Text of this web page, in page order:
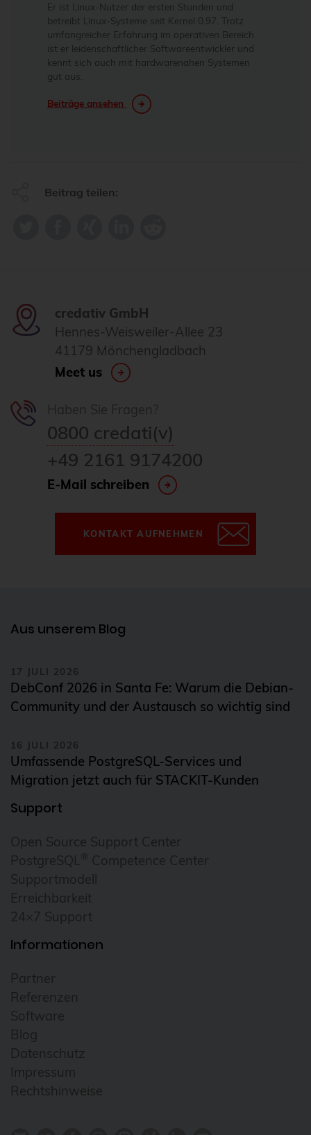
Er ist Linux-Nutzer der ersten Stunden und
betreibt Linux-Systeme seit Kernel 0.97. Trotz
umfangreicher Erfahrung im operativen Bereich
ist er leidenschaftlicher Softwareentwickler und
kennt sich auch mit hardwarenahen Systemen
gut aus.
Beiträge ansehen
Beitrag teilen:
credativ GmbH
Hennes-Weisweiler-Allee 23
41179 Mönchengladbach
Meet us
0800 credati(v)
+49 2161 9174200
E-Mail schreiben
KONTAKT AUFNEHMEN
Aus unserem Blog
17 JULI 2026
DebConf 2026 in Santa Fe: Warum die Debian-
Community und der Austausch so wichtig sind
16 JULI 2026
Umfassende PostgreSQL-Services und
Migration jetzt auch für STACKIT-Kunden
Support
Open Source Support Center
PostgreSQL ® Competence Center
Supportmodell
Erreichbarkeit
24×7 Support
Informationen
Partner
Referenzen
Software
Blog
Datenschutz
Impressum
Rechtshinweise